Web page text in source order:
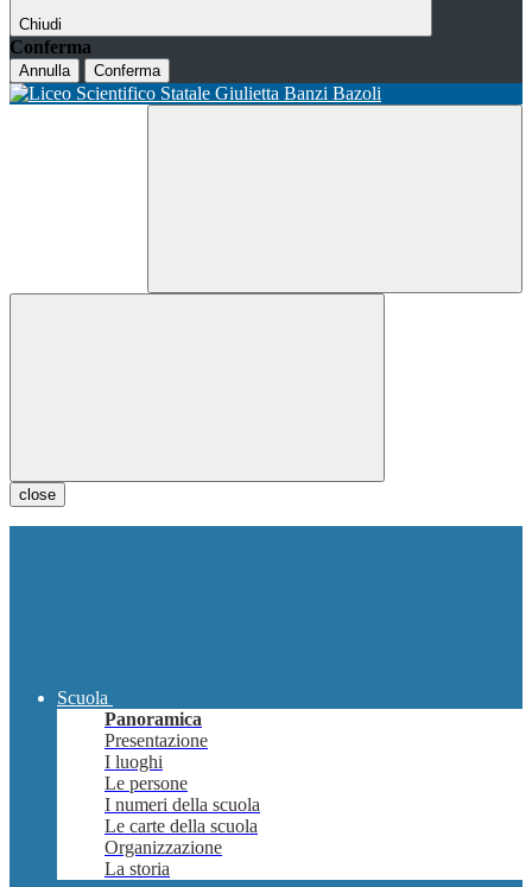
Chiudi
Conferma
Annulla Conferma
close
Scuola
Panoramica
Presentazione
I luoghi
Le persone
I numeri della scuola
Le carte della scuola
Organizzazione
La storia